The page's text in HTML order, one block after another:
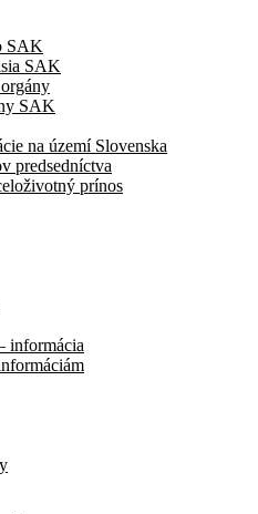
SAK
SAK
SAK
na území Slovenska
predsedníctva
prínos
informácia